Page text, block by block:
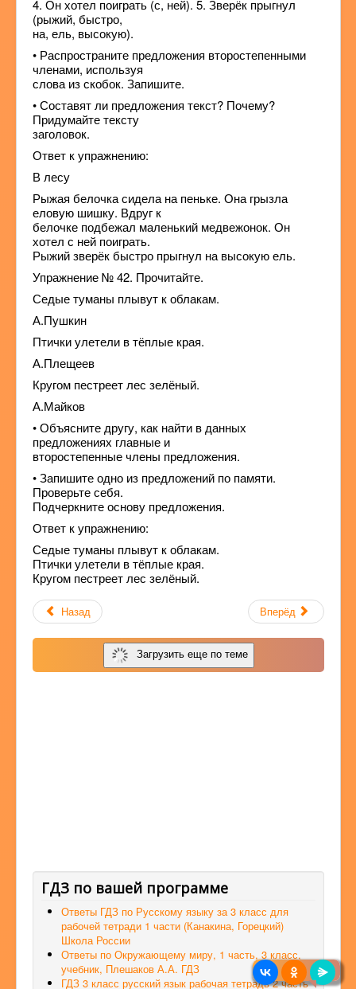
4. Он хотел поиграть (с, ней). 5. Зверёк прыгнул
(рыжий, быстро,
на, ель, высокую).
• Распространите предложения второстепенными
членами, используя
слова из скобок. Запишите.
• Составят ли предложения текст? Почему?
Придумайте тексту
заголовок.
Ответ к упражнению:
В лесу
Рыжая белочка сидела на пеньке. Она грызла
еловую шишку. Вдруг к
белочке подбежал маленький медвежонок. Он
хотел с ней поиграть.
Рыжий зверёк быстро прыгнул на высокую ель.
Упражнение № 42. Прочитайте.
Седые туманы плывут к облакам.
А.Пушкин
Птички улетели в тёплые края.
А.Плещеев
Кругом пестреет лес зелёный.
А.Майков
• Объясните другу, как найти в данных
предложениях главные и
второстепенные члены предложения.
• Запишите одно из предложений по памяти.
Проверьте себя.
Подчеркните основу предложения.
Ответ к упражнению:
Седые туманы плывут к облакам.
Птички улетели в тёплые края.
Кругом пестреет лес зелёный.
Назад Вперёд
Загрузить еще по теме
ГДЗ по вашей программе
Ответы ГДЗ по Русскому языку за 3 класс для
рабочей тетради 1 части (Канакина, Горецкий)
Школа России
Ответы по Окружающему миру, 1 часть, 3 класс,
учебник, Плешаков А.А. ГДЗ
ГДЗ 3 класс русский язык рабочая тетрадь 2 часть